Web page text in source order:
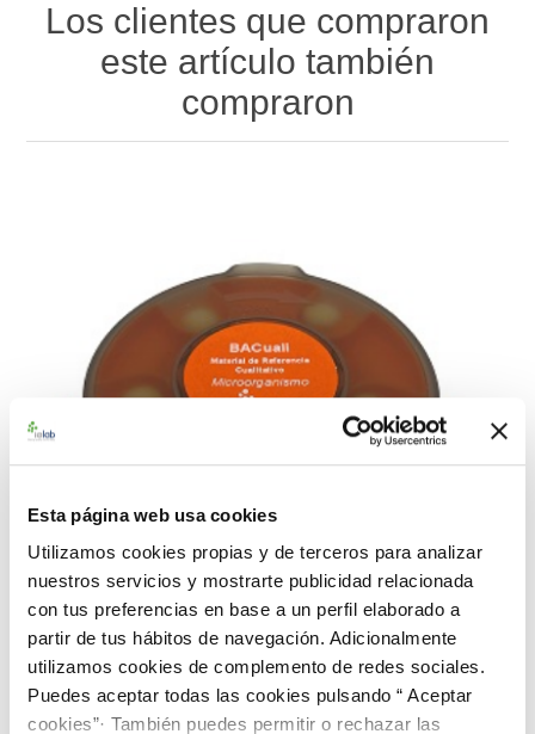
Esta página web usa cookies
Utilizamos cookies propias y de terceros para analizar
nuestros servicios y mostrarte publicidad relacionada
con tus preferencias en base a un perfil elaborado a
partir de tus hábitos de navegación. Adicionalmente
utilizamos cookies de complemento de redes sociales.
Puedes aceptar todas las cookies pulsando “ Aceptar
cookies”· También puedes permitir o rechazar las
Los clientes que compraron
este artículo también
compraron
990166 BACredi BL Rango Alto C. albicans CECT
1394